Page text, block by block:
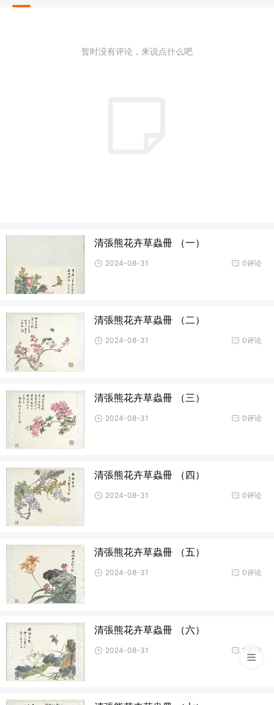
暂时没有评论，来说点什么吧
清張熊花卉草蟲冊 （一）
0评论
2024-08-31
清張熊花卉草蟲冊 （二）
0评论
2024-08-31
清張熊花卉草蟲冊 （三）
0评论
2024-08-31
清張熊花卉草蟲冊 （四）
0评论
2024-08-31
清張熊花卉草蟲冊 （五）
0评论
2024-08-31
清張熊花卉草蟲冊 （六）
0评论
2024-08-31